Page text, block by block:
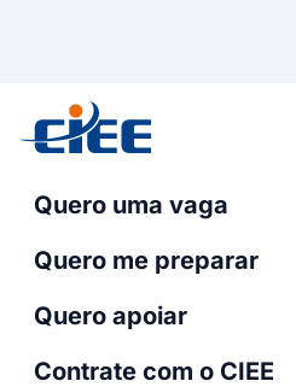
Quero uma vaga
Quero me preparar
Quero apoiar
Contrate com o CIEE